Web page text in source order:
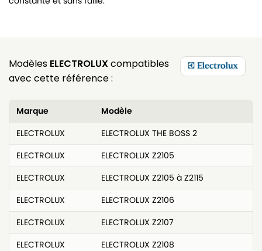
Modèles ELECTROLUXcompatibles
avec cette référence :
Marque
Modèle
ELECTROLUX
ELECTROLUX THE BOSS 2
ELECTROLUX
ELECTROLUX Z2105
ELECTROLUX
ELECTROLUX Z2105 à Z2115
ELECTROLUX
ELECTROLUX Z2106
ELECTROLUX
ELECTROLUX Z2107
ELECTROLUX
ELECTROLUX Z2108